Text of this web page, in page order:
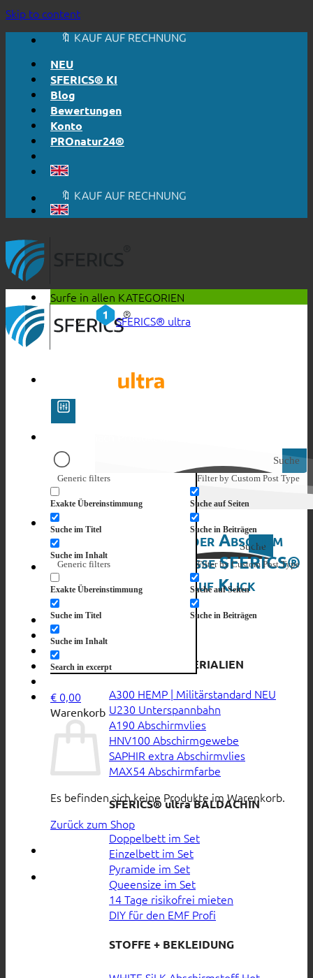
Skip to content🔆 EINFACH. FUNKTIONIERT.
🔆 EHRLICH. TRANSPARENT.
📦 VERSAND AB € 5,50
🔖 KAUF AUF RECHNUNG
NEU
SFERICS® KI
Blog
Bewertungen
Konto
PROnatur24®
🔆 EINFACH. FUNKTIONIERT.
📦 VERSAND AB € 5,50
🔖 KAUF AUF RECHNUNG
Suche
Generic filters
Exakte Übereinstimmung
Suche im Titel
Suche im Inhalt
Search in excerpt
Filter by Custom Post Type
Suche auf Seiten
Suche in Beiträgen
Suche
Generic filters
Exakte Übereinstimmung
Suche im Titel
Suche im Inhalt
Search in excerpt
Filter by Custom Post Type
Suche auf Seiten
Suche in Beiträgen
NEU
SALE
Anmelden
€ 0,00
Warenkorb
Es befinden sich keine Produkte im Warenkorb.
Zurück zum Shop
Surfe in allen KATEGORIEN
SFERICS® ultra
Produkte der Abschirm
Leistungsklasse SFERICS®
ultra auf Klick
ABSCHIRMMATERIALIEN
A300 HEMP | Militärstandard
U230 Unterspannbahn
A190 Abschirmvlies
HNV100 Abschirmgewebe
SAPHIR extra Abschirmvlies
MAX54 Abschirmfarbe
SFERICS® ultra BALDACHIN
Doppelbett im Set
Einzelbett im Set
Pyramide im Set
Queensize im Set
14 Tage risikofrei mieten
DIY für den EMF Profi
STOFFE + BEKLEIDUNG